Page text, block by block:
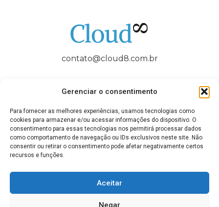
Gerenciar o consentimento
Para fornecer as melhores experiências, usamos tecnologias como
cookies para armazenar e/ou acessar informações do dispositivo. O
consentimento para essas tecnologias nos permitirá processar dados
como comportamento de navegação ou IDs exclusivos neste site. Não
consentir ou retirar o consentimento pode afetar negativamente certos
recursos e funções.
Aceitar
Negar
contato@cloud8.com.br
QUEM SOMOS FAQ / AJUDA BLOG CONTATO
Termos de Uso Política de Privacidade
Disclaimer: AWS, images, and associated services are property
of Amazon Web Services Inc. and its affiliates. Azure, images, and